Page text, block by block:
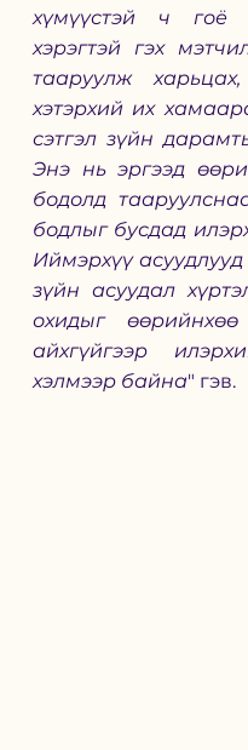
хүмүүстэй ч гоё
хэрэгтэй гэх
тааруулж
хэтэрхий их
сэтгэл зүйн
Энэ нь эргээд
бодолд
бодлыг бусдад
Иймэрхүү
зүйн асуудал
охидыг
айхгүйгээр
хэлмээр байна" гэв.